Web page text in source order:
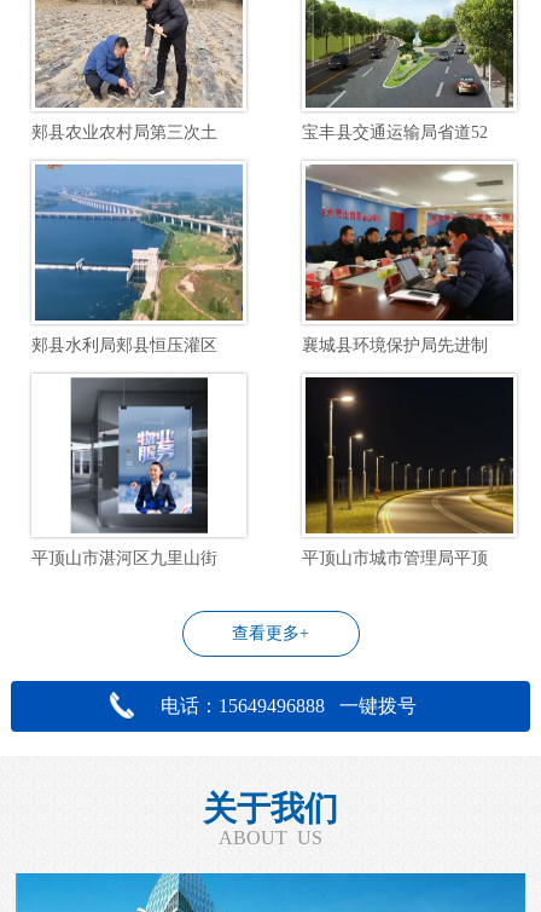
查看更多+
电话：15649496888 一键拨号
关于我们
ABOUT US